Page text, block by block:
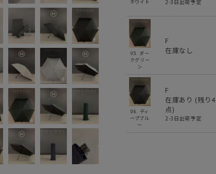
ホワイト
2-3日出荷予定
05. ダー
クグリー
ン
F
在庫なし
06. ディ
ープブル
ー
F
在庫あり (残り 4
点)
2-3日出荷予定